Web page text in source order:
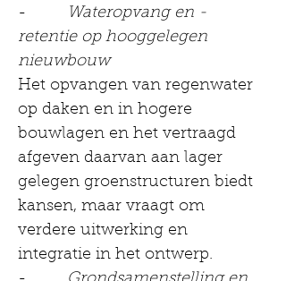
-
Wateropvang en -
retentie op hooggelegen
nieuwbouw
Het opvangen van regenwater
op daken en in hogere
bouwlagen en het vertraagd
afgeven daarvan aan lager
gelegen groenstructuren biedt
kansen, maar vraagt om
verdere uitwerking en
integratie in het ontwerp.